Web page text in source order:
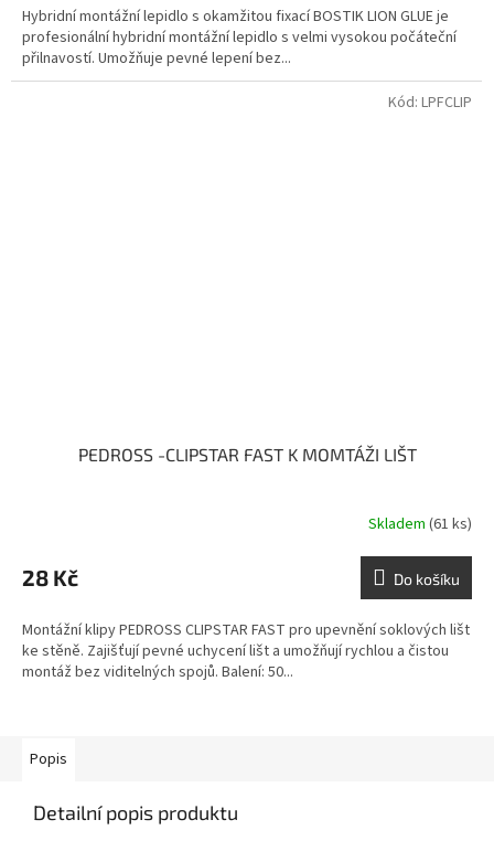
Hybridní montážní lepidlo s okamžitou fixací BOSTIK LION GLUE je
profesionální hybridní montážní lepidlo s velmi vysokou počáteční
přilnavostí. Umožňuje pevné lepení bez...
PEDROSS -CLIPSTAR FAST K MOMTÁŽI LIŠT
Skladem (61 ks)
28 Kč Do košíku
Montážní klipy PEDROSS CLIPSTAR FAST pro upevnění soklových lišt
ke stěně. Zajišťují pevné uchycení lišt a umožňují rychlou a čistou
montáž bez viditelných spojů. Balení: 50...
Kód: LPFCLIP
Popis
Detailní popis produktu